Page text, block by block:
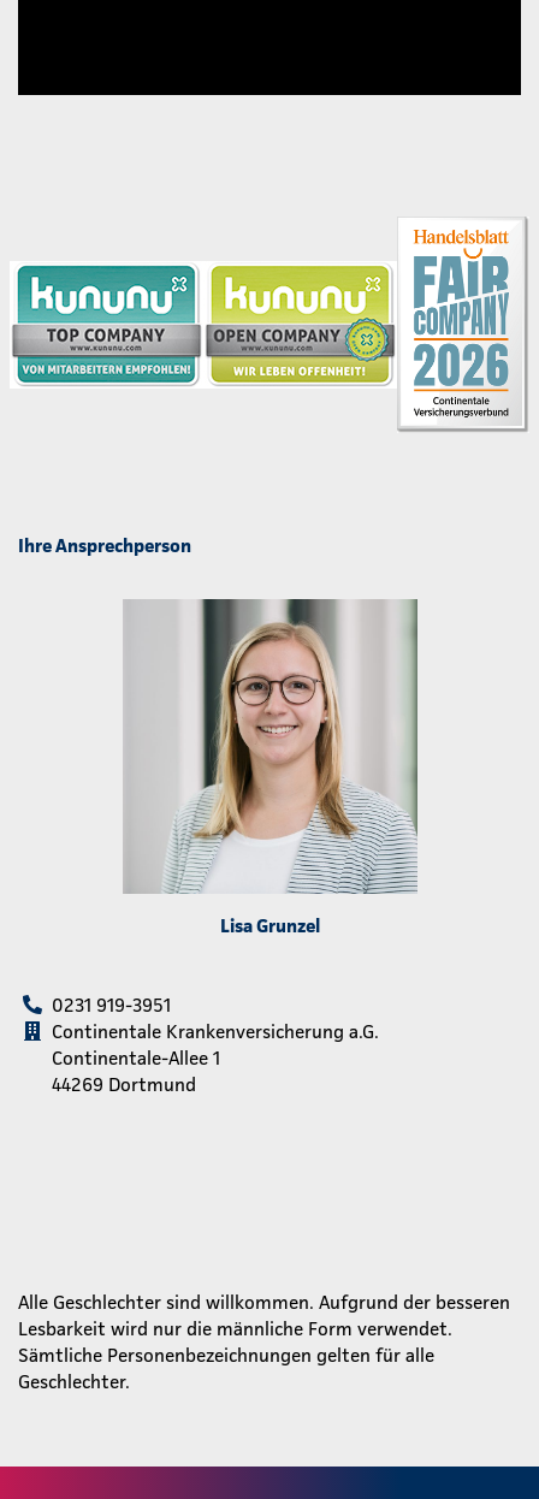
Ihre Ansprechperson
Lisa Grunzel
0231 919-3951
Continentale Krankenversicherung a.G.
Continentale-Allee 1
44269 Dortmund
Alle Geschlechter sind willkommen. Aufgrund der besseren
Lesbarkeit wird nur die männliche Form verwendet.
Sämtliche Personenbezeichnungen gelten für alle
Geschlechter.